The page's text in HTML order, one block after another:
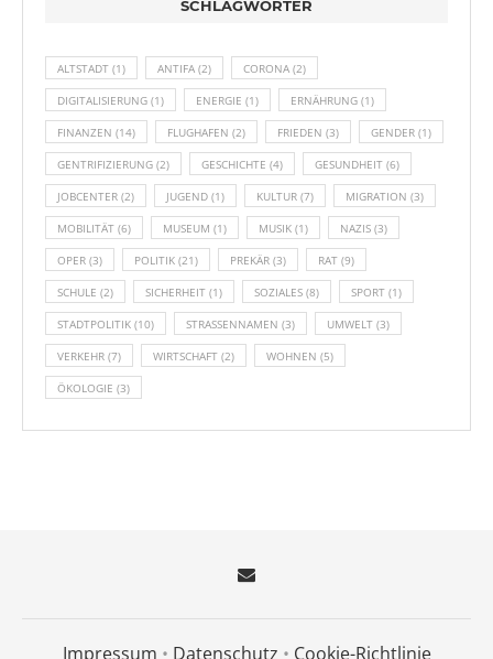
SCHLAGWÖRTER
ALTSTADT (1) ANTIFA (2) CORONA (2)
DIGITALISIERUNG (1) ENERGIE (1) ERNÄHRUNG (1)
FINANZEN (14) FLUGHAFEN (2) FRIEDEN (3) GENDER (1)
GENTRIFIZIERUNG (2) GESCHICHTE (4) GESUNDHEIT (6)
JOBCENTER (2) JUGEND (1) KULTUR (7) MIGRATION (3)
MOBILITÄT (6) MUSEUM (1) MUSIK (1) NAZIS (3)
OPER (3) POLITIK (21) PREKÄR (3) RAT (9)
SCHULE (2) SICHERHEIT (1) SOZIALES (8) SPORT (1)
STADTPOLITIK (10) STRASSENNAMEN (3) UMWELT (3)
VERKEHR (7) WIRTSCHAFT (2) WOHNEN (5)
ÖKOLOGIE (3)
Impressum • Datenschutz • Cookie-Richtlinie